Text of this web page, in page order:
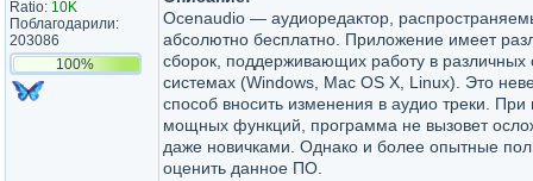
Ratio: 10K
Поблагодарили:
203086
100%
Ocenaudio — аудиоредактор,
абсолютно бесплатно. Приложение имеет
сборок, поддерживающих работу в
системах (Windows, Mac OS X, Linux). Это
способ вносить изменения в аудио треки. При
мощных функций, программа не вызовет
даже новичками. Однако и более опытные
оценить данное ПО.